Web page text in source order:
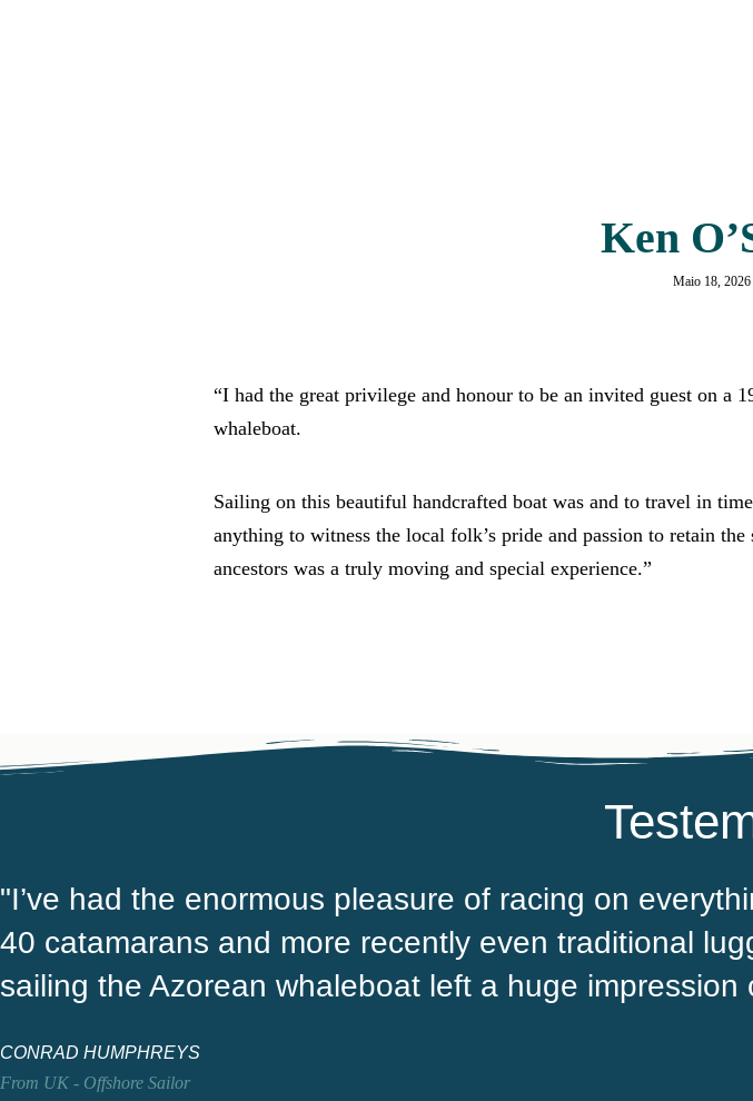
Ken
Maio 18, 2026
“I had the great privilege and honour to be an invited guest on a
whaleboat.
Sailing on this beautiful handcrafted boat was and to travel in
anything to witness the local folk’s pride and passion to retain the
ancestors was a truly moving and special experience.”
"I’ve had the enormous pleasure of racing on
40 catamarans and more recently even traditional
sailing the Azorean whaleboat left a huge impression
CONRAD HUMPHREYS
From UK - Offshore Sailor